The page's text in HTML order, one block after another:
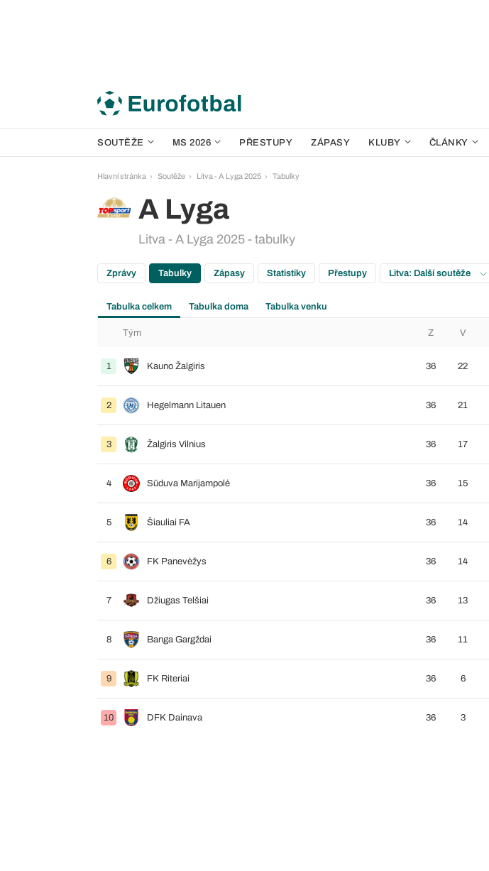
SOUTĚŽE MS 2026 PŘESTUPY ZÁPASY KLUBY ČLÁNKY
Hlavní stránka Soutěže Litva - A Lyga 2025 Tabulky
A Lyga
Litva - A Lyga 2025 - tabulky
Zprávy Tabulky Zápasy Statistiky Přestupy Litva: Další soutěže
Tabulka celkem Tabulka doma Tabulka venku
Tým Z V
1 Kauno Žalgiris 36 22
2 Hegelmann Litauen 36 21
3 Žalgiris Vilnius 36 17
4 Sūduva Marijampolė 36 15
5 Šiauliai FA 36 14
6 FK Panevėžys 36 14
7 Džiugas Telšiai 36 13
8 Banga Gargždai 36 11
9 FK Riteriai 36 6
10 DFK Dainava 36 3